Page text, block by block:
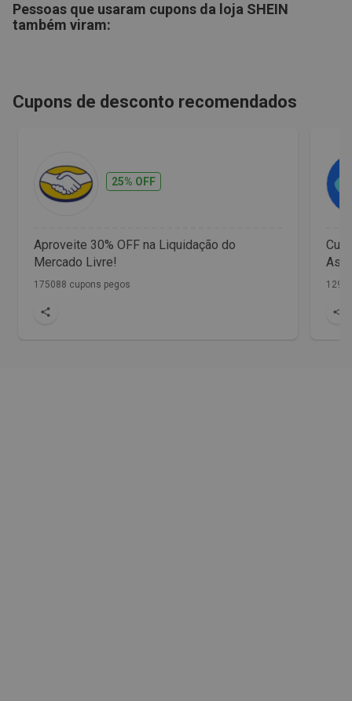
Pessoas que usaram cupons da loja SHEIN
também viram:
Cupons de desconto recomendados
25% OFF
Aproveite 30% OFF na Liquidação do
Mercado Livre!
175088 cupons pegos 1298